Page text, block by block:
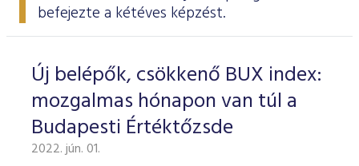
befejezte a kétéves képzést.
Új belépők, csökkenő BUX index:
mozgalmas hónapon van túl a
Budapesti Értéktőzsde
2022. jún. 01.